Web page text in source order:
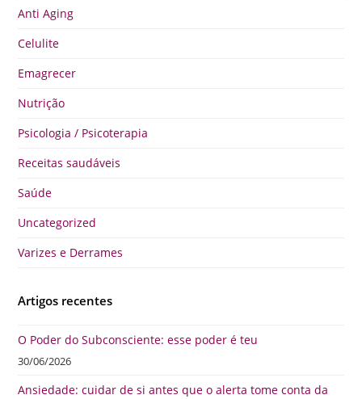
Anti Aging
Celulite
Emagrecer
Nutrição
Psicologia / Psicoterapia
Receitas saudáveis
Saúde
Uncategorized
Varizes e Derrames
Artigos recentes
O Poder do Subconsciente: esse poder é teu
30/06/2026
Ansiedade: cuidar de si antes que o alerta tome conta da